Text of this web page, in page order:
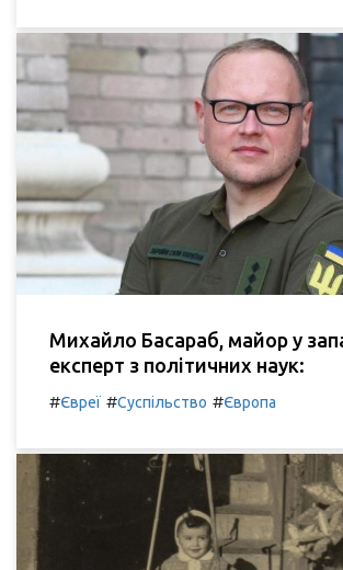
Михайло Басараб, майор у
експерт з політичних наук:
#Євреї #Суспільство #Європа